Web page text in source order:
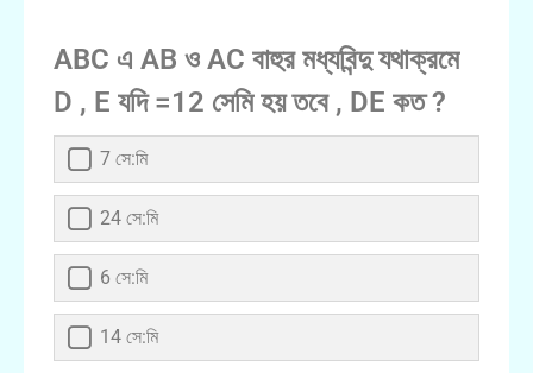
ABC ‍এ AB ও AC বাহুর মধ্যবিন্দু যথাক্রমে
D , E যদি =12 সেমি হয় তবে , DE কত ?
7 সে:মি
24 সে:মি
6 সে:মি
14 সে:মি